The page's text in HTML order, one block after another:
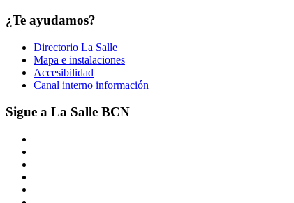
¿Te ayudamos?
Directorio La Salle
Mapa e instalaciones
Accesibilidad
Canal interno información
Sigue a La Salle BCN